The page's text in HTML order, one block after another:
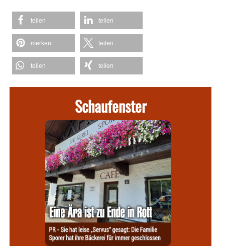
teilen teilen
merken teilen
teilen teilen
Schaufenster